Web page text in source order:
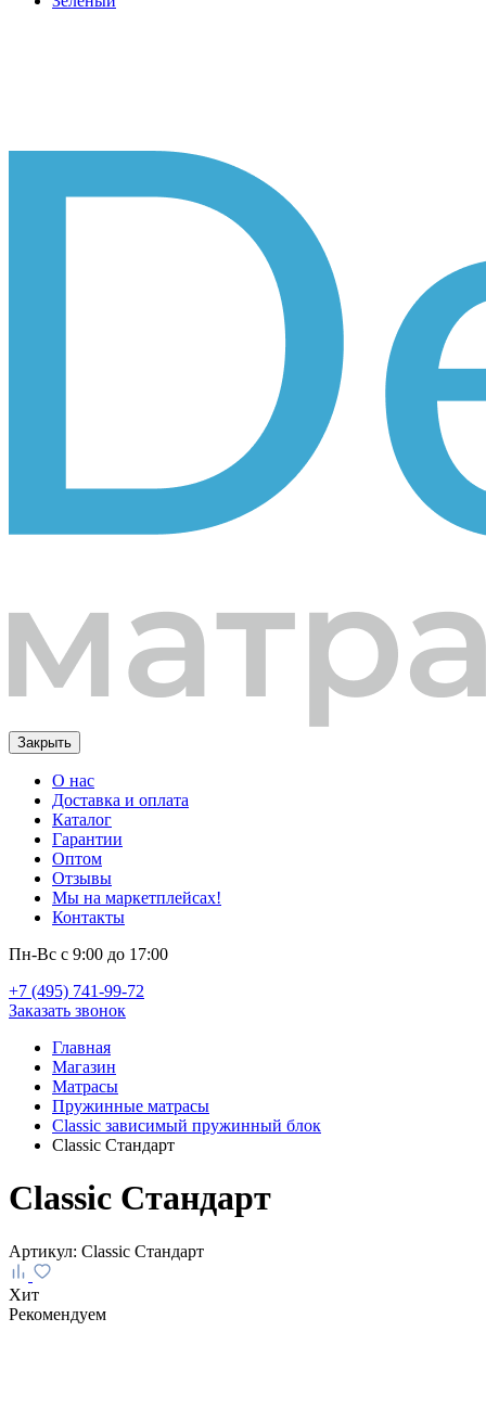
Закрыть
О нас
Доставка и оплата
Каталог
Гарантии
Оптом
Отзывы
Мы на маркетплейсах!
Контакты
Пн-Вс с 9:00 до 17:00
+7 (495) 741-99-72
Заказать звонок
Главная
Магазин
Матрасы
Пружинные матрасы
Classic зависимый пружинный блок
Classic Стандарт
Classic Стандарт
Артикул: Classic Стандарт
Хит
Рекомендуем